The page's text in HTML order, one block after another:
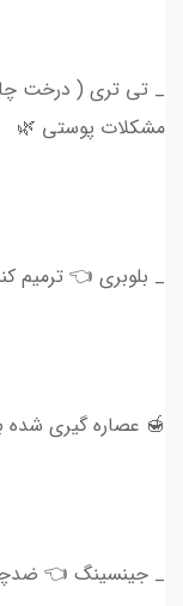
_ تی تری ( درخت
مشکلات پوستی 🌿
_ بلوبری 👈 ترمیم
🍯 عصاره گیری
_ جینسینگ 👈